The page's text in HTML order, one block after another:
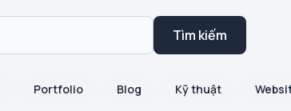
Tìm kiếm
Portfolio Blog Kỹ thuật